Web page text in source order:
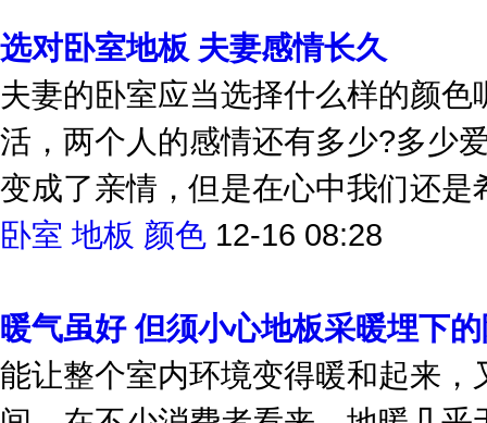
选对卧室地板 夫妻感情长久
夫妻的卧室应当选择什么样的颜
活，两个人的感情还有多少?多少
变成了亲情，但是在心中我们还是
卧室
地板 颜色
暖气虽好 但须小心地板采暖埋下
能让整个室内环境变得暖和起来